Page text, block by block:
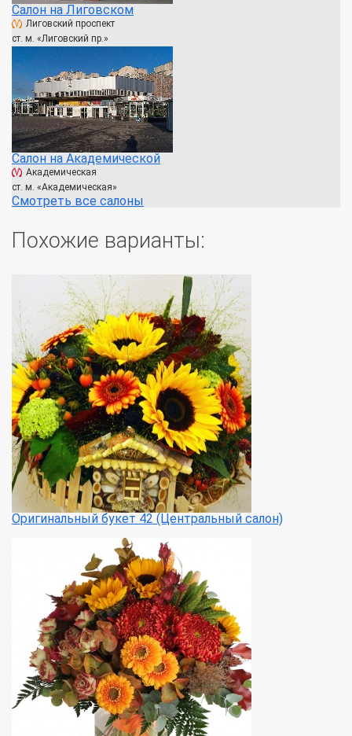
Салон на Лиговском
Лиговский проспект
ст. м. «Лиговский пр.»
Салон на Академической
Академическая
ст. м. «Академическая»
Смотреть все салоны
Похожие варианты:
Оригинальный букет 42 (Центральный салон)